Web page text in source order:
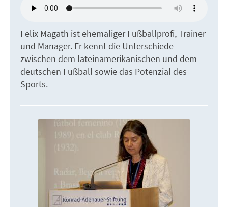
Felix Magath ist ehemaliger Fußballprofi, Trainer
und Manager. Er kennt die Unterschiede
zwischen dem lateinamerikanischen und dem
deutschen Fußball sowie das Potenzial des
Sports.